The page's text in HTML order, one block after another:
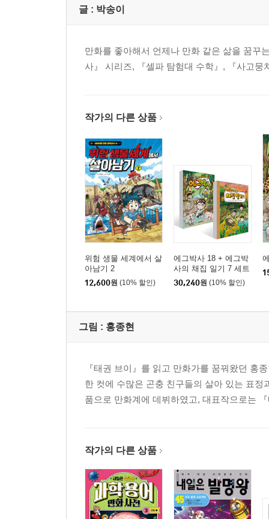
땅굴 찾기 놀이 쏙이 파 놓은 가장 깊은 땅굴은 어
9화 우린 칠게잡이범이 아니야!
11화 불법 어구를 발견하다!
말풍선 채우기 에그박사의 그림일기
에그박사 영상 제작 일기 ①②
글 : 박송이
만화를 좋아해서 언제나 만화 같은 삶을 꿈꾸
사』 시리즈, 『셀파 탐험대 수학』, 『사고뭉
작가의 다른 상품
위험 생물 세계에서 살
아남기 2
12,600원 (10% 할인)
에그박사 18 + 에그박
사의 채집 일기 7 세트
30,240원 (10% 할인)
그림 : 홍종현
『태권 브이』를 읽고 만화가를 꿈꿔왔던 홍
한 컷에 수많은 곤충 친구들의 살아 있는 표
품으로 만화계에 데뷔하였고, 대표작으로는
작가의 다른 상품